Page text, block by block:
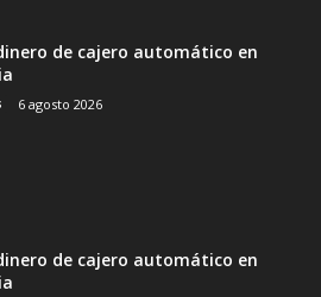
de cajero automático en
6 agosto 2026
de cajero automático en